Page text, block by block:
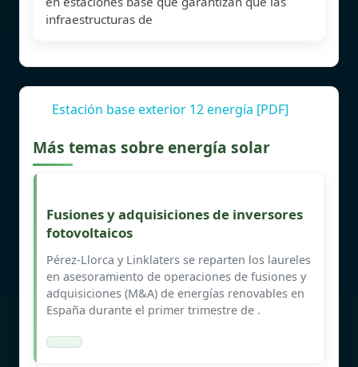
infraestructuras de
Estación base exterior 12 energía [PDF]
Más temas sobre energía solar
Fusiones y adquisiciones de inversores
fotovoltaicos
Pérez-Llorca y Linklaters se reparten los laureles
en asesoramiento de operaciones de fusiones y
adquisiciones (M&A) de energías renovables en
España durante el primer trimestre de .